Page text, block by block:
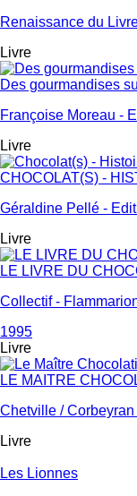
Renaissance du
Livre
Des gourmandises
Françoise Moreau -
Livre
CHOCOLAT(S) -
Géraldine Pellé -
Livre
LE LIVRE DU
Collectif -
1995
Livre
LE MAITRE
Chetville /
Livre
Les Lionnes